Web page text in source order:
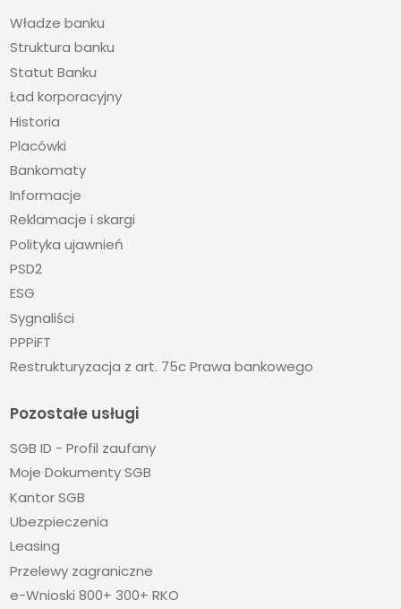
Władze banku
Struktura banku
Statut Banku
Ład korporacyjny
Historia
Placówki
Bankomaty
Informacje
Reklamacje i skargi
Polityka ujawnień
PSD2
ESG
Sygnaliści
PPPiFT
Restrukturyzacja z art. 75c Prawa bankowego
Pozostałe usługi
SGB ID - Profil zaufany
Moje Dokumenty SGB
Kantor SGB
Ubezpieczenia
Leasing
Przelewy zagraniczne
e-Wnioski 800+ 300+ RKO